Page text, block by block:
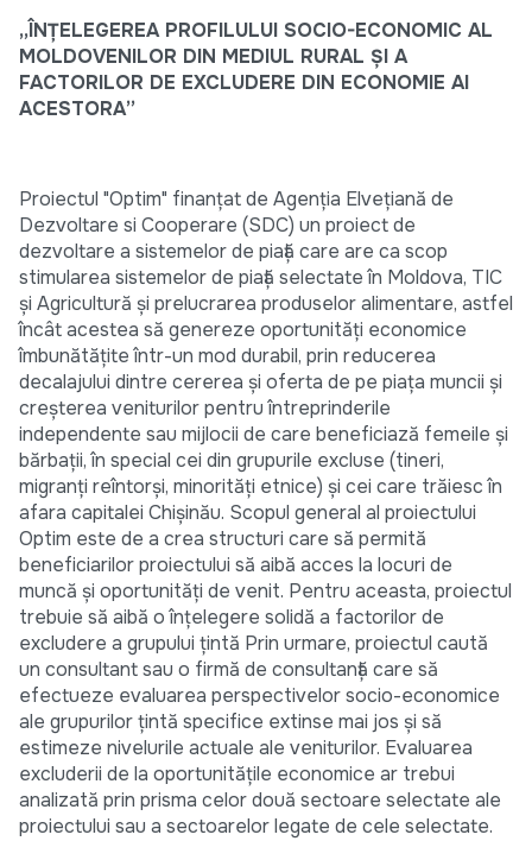
„ÎNȚELEGEREA PROFILULUI SOCIO-ECONOMIC AL
MOLDOVENILOR DIN MEDIUL RURAL ȘI A
FACTORILOR DE EXCLUDERE DIN ECONOMIE AI
ACESTORA”
Proiectul "Optim" finanțat de Agenția Elvețiană de
Dezvoltare si Cooperare (SDC) un proiect de
dezvoltare a sistemelor de piață care are ca scop
stimularea sistemelor de piață selectate în Moldova, TIC
și Agricultură și prelucrarea produselor alimentare, astfel
încât acestea să genereze oportunități economice
îmbunătățite într-un mod durabil, prin reducerea
decalajului dintre cererea și oferta de pe piața muncii și
creșterea veniturilor pentru întreprinderile
independente sau mijlocii de care beneficiază femeile și
bărbații, în special cei din grupurile excluse (tineri,
migranți reîntorși, minorități etnice) și cei care trăiesc în
afara capitalei Chișinău. Scopul general al proiectului
Optim este de a crea structuri care să permită
beneficiarilor proiectului să aibă acces la locuri de
muncă și oportunități de venit. Pentru aceasta, proiectul
trebuie să aibă o înțelegere solidă a factorilor de
excludere a grupului țintă Prin urmare, proiectul caută
un consultant sau o firmă de consultanță care să
efectueze evaluarea perspectivelor socio-economice
ale grupurilor țintă specifice extinse mai jos și să
estimeze nivelurile actuale ale veniturilor. Evaluarea
excluderii de la oportunitățile economice ar trebui
analizată prin prisma celor două sectoare selectate ale
proiectului sau a sectoarelor legate de cele selectate.